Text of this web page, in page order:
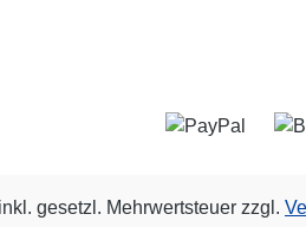
gesetzl. Mehrwertsteuer zzgl.